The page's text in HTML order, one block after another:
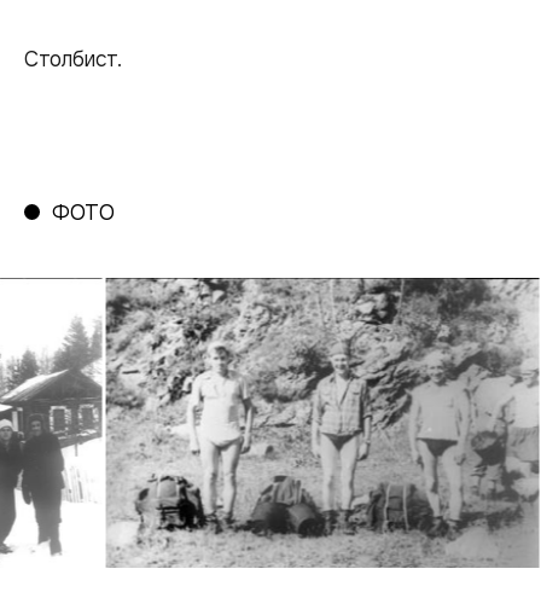
Столбист.
ФОТО